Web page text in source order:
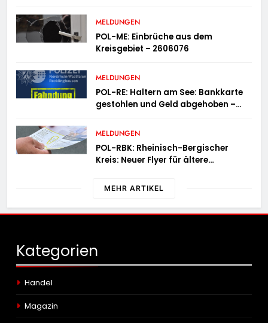
Fahrradcodierung möglich
MELDUNGEN
POL-ME: Einbrüche aus dem
Kreisgebiet – 2606076
MELDUNGEN
POL-RE: Haltern am See: Bankkarte
gestohlen und Geld abgehoben –
MELDUNGEN
POL-RBK: Rheinisch-Bergischer
Kreis: Neuer Flyer für ältere
MEHR ARTIKEL
Kategorien
Handel
Magazin